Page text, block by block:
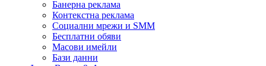
Банерна реклама
Контекстна реклама
Социални мрежи и SMM
Бесплатни обяви
Масови имейли
Бази данни